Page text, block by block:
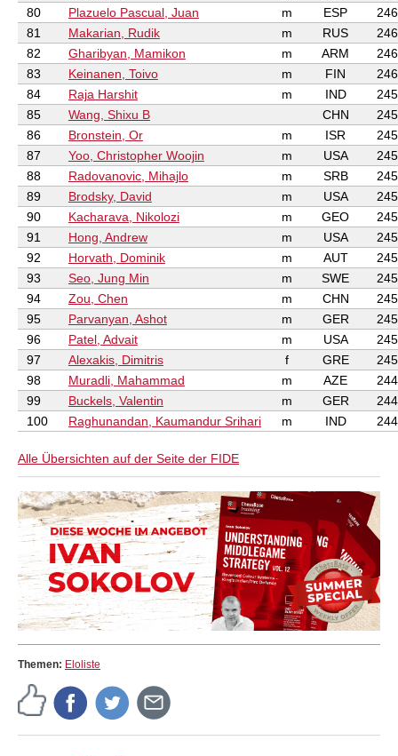
80
Plazuelo Pascual, Juan m ESP
81
Makarian, Rudik m RUS
82
Gharibyan, Mamikon m ARM
83
Keinanen, Toivo m FIN
84
Raja Harshit m IND
85
Wang, Shixu B CHN
86
Bronstein, Or m ISR
87
Yoo, Christopher Woojin m USA
88
Radovanovic, Mihajlo m SRB
89
Brodsky, David m USA
90
Kacharava, Nikolozi m GEO
91
Hong, Andrew m USA
92
Horvath, Dominik m AUT
93
Seo, Jung Min m SWE
94
Zou, Chen m CHN
95
Parvanyan, Ashot m GER
96
Patel, Advait m USA
97
Alexakis, Dimitris f GRE
98
Muradli, Mahammad m AZE
99
Buckels, Valentin m GER
100
Raghunandan, Kaumandur Srihari m IND
Alle Übersichten auf der Seite der FIDE
Themen: Eloliste